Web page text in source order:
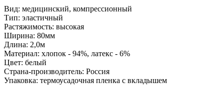
Вид: медицинский, компрессионный
Тип: эластичный
Растяжимость: высокая
Ширина: 80мм
Длина: 2,0м
Материал: хлопок - 94%, латекс - 6%
Цвет: белый
Страна-производитель: Россия
Упаковка: термоусадочная пленка с вкладышем